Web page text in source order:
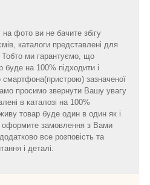
фото ви не бачите збігу
каталоги представлені для
ми гарантуємо, що
на 100% підходити і
смартфона(пристрою) зазначеної
просимо звернути Вашу увагу
в каталозі на 100%
товар буде один в один як і
оформите замовлення з Вами
все розповість та
і деталі.